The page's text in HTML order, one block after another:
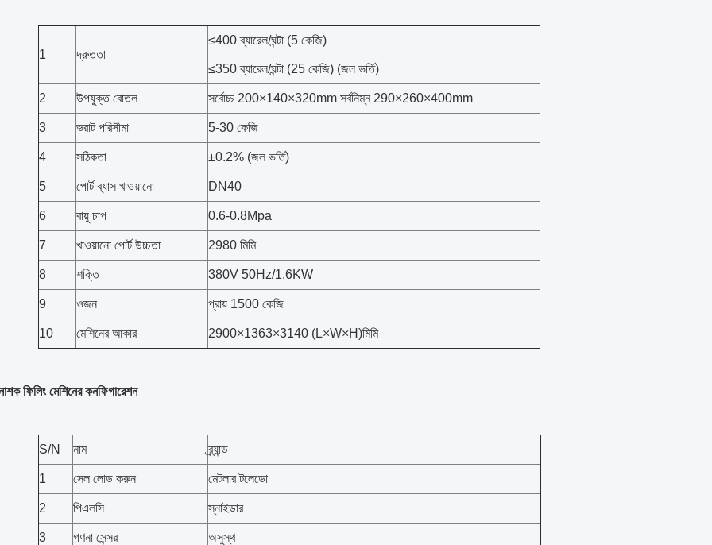
1 দ্রুততা
≤400 ব্যারেল/ঘন্টা (5 কেজি)
≤350 ব্যারেল/ঘন্টা (25 কেজি) (জল ভর্তি)
2 উপযুক্ত বোতল সর্বোচ্চ 200×140×320mm সর্বনিম্ন 290×260×400mm
3 ভরাট পরিসীমা 5-30 কেজি
4 সঠিকতা ±0.2% (জল ভর্তি)
5 পোর্ট ব্যাস খাওয়ানো DN40
6 বায়ু চাপ 0.6-0.8Mpa
7 খাওয়ানো পোর্ট উচ্চতা 2980 মিমি
8 শক্তি 380V 50Hz/1.6KW
9 ওজন প্রায় 1500 কেজি
10 মেশিনের আকার 2900×1363×3140 (L×W×H)মিমি
ফিলিং মেশিনের কনফিগারেশন
S/N নাম ব্র্যান্ড
1 সেল লোড করুন মেটলার টলেডো
2 পিএলসি স্নাইডার
3 গণনা সেন্সর অসুস্থ